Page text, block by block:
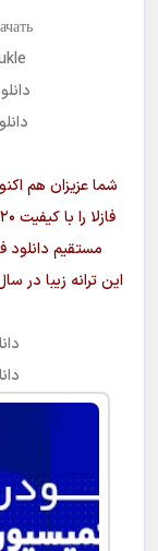
شما عزیزان هم
فازلا
مستقیم دانلود
این ترانه زیبا در سال ۲۰۲۴ توسط این خواننده محبوب خوانده